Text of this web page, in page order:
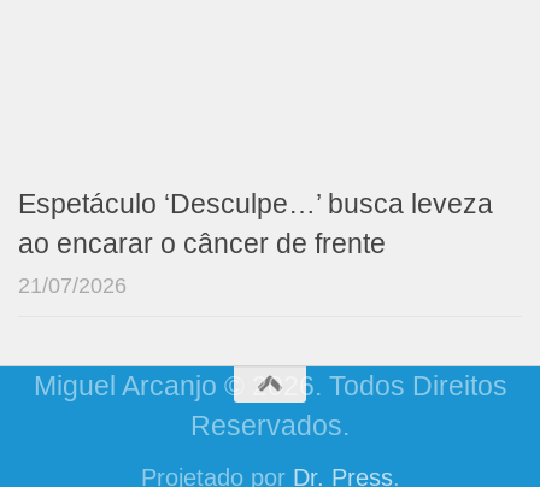
Espetáculo ‘Desculpe…’ busca leveza
ao encarar o câncer de frente
21/07/2026
Miguel Arcanjo © 2026. Todos Direitos
Reservados.
Projetado por Dr. Press.